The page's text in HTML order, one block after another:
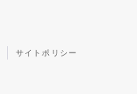
サイトポリシー